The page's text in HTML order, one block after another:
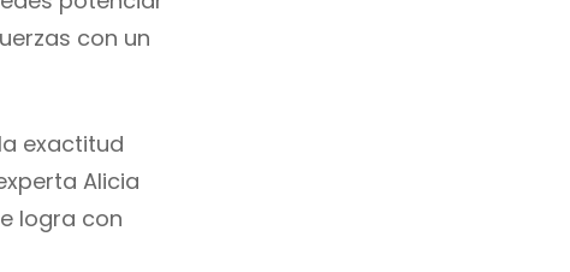
con un
exactitud
Alicia
logra con